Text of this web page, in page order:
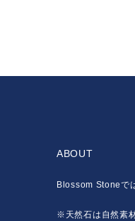
ABOUT
Blossom Stoneで
※天然石は自然素